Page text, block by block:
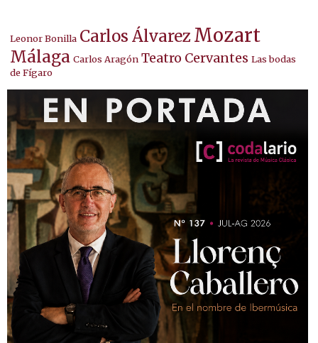
Leonor Bonilla Carlos ÁlvarezMozart
Málaga Carlos Aragón Teatro Cervantes Las bodas
de Fígaro